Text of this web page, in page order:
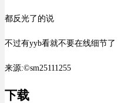
都反光了的说
不过有yyb看就不要在线细节了
来源:©sm25111255
下载